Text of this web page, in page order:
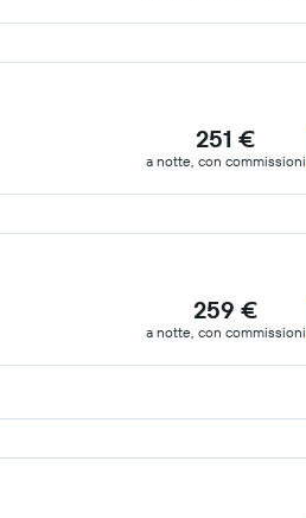
251 €
a notte, con commissioni
259 €
a notte, con commissioni